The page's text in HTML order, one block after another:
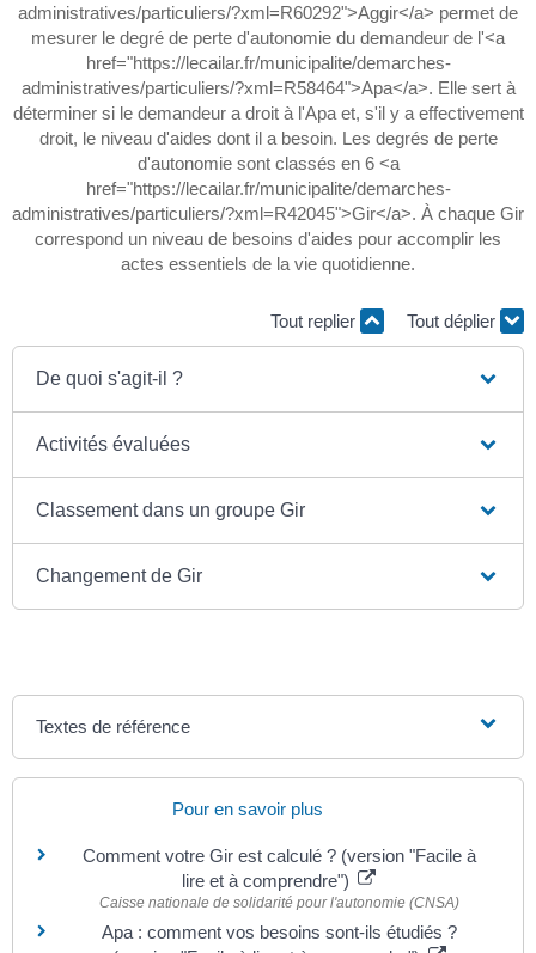
administratives/particuliers/?xml=R60292">Aggir</a> permet de
mesurer le degré de perte d'autonomie du demandeur de l'<a
href="https://lecailar.fr/municipalite/demarches-
administratives/particuliers/?xml=R58464">Apa</a>. Elle sert à
déterminer si le demandeur a droit à l'Apa et, s'il y a effectivement
droit, le niveau d'aides dont il a besoin. Les degrés de perte
d'autonomie sont classés en 6 <a
href="https://lecailar.fr/municipalite/demarches-
administratives/particuliers/?xml=R42045">Gir</a>. À chaque Gir
correspond un niveau de besoins d'aides pour accomplir les
actes essentiels de la vie quotidienne.
Tout replier Tout déplier
De quoi s'agit-il ?
Activités évaluées
Classement dans un groupe Gir
Changement de Gir
Textes de référence
Pour en savoir plus
Comment votre Gir est calculé ? (version "Facile à
lire et à comprendre")
Caisse nationale de solidarité pour l'autonomie (CNSA)
Apa : comment vos besoins sont-ils étudiés ?